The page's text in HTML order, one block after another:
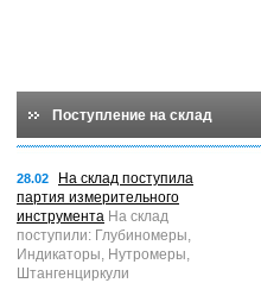
Поступление на склад
28.02
На склад поступила
партия измерительного
инструмента На склад
поступили: Глубиномеры,
Индикаторы, Нутромеры,
Штангенциркули